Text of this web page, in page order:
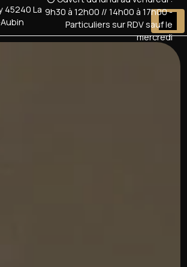
45240 La 9h30 à 12h00 // 14h00 à 17h00 -
Particuliers sur RDV sauf le
mercredi
des cookies